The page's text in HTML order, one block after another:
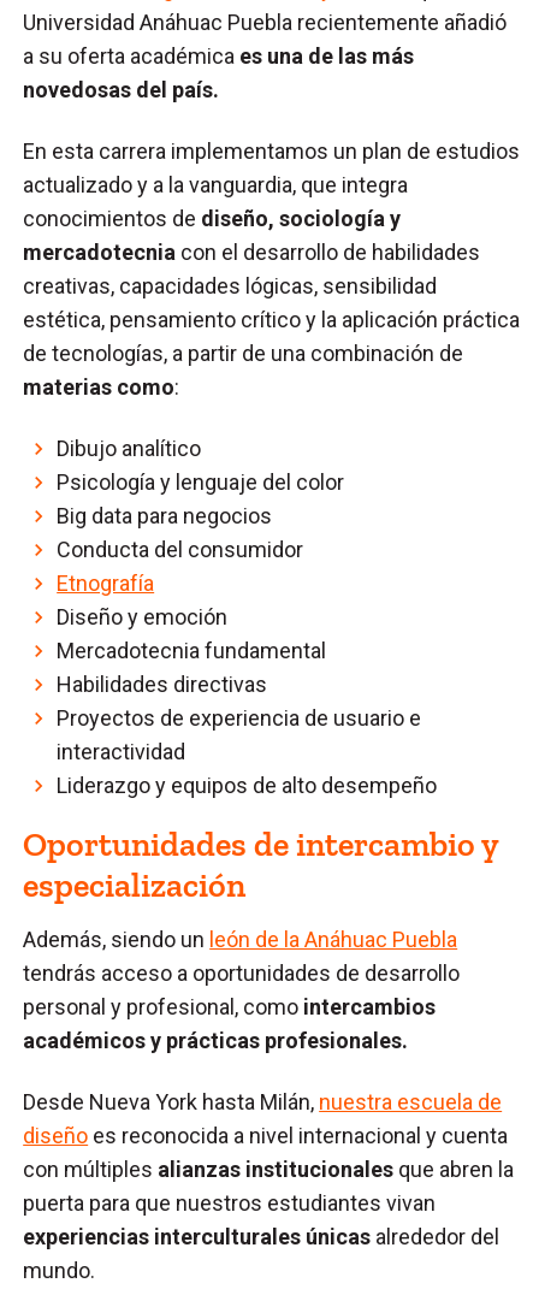
Universidad Anáhuac Puebla recientemente añadió
a su oferta académica es una de las más
novedosas del país.
En esta carrera implementamos un plan de estudios
actualizado y a la vanguardia, que integra
conocimientos de diseño, sociología y
mercadotecnia con el desarrollo de habilidades
creativas, capacidades lógicas, sensibilidad
estética, pensamiento crítico y la aplicación práctica
de tecnologías, a partir de una combinación de
materias como:
Dibujo analítico
Psicología y lenguaje del color
Big data para negocios
Conducta del consumidor
Etnografía
Diseño y emoción
Mercadotecnia fundamental
Habilidades directivas
Proyectos de experiencia de usuario e
interactividad
Liderazgo y equipos de alto desempeño
Oportunidades de intercambio y
especialización
Además, siendo un león de la Anáhuac Puebla
tendrás acceso a oportunidades de desarrollo
personal y profesional, como intercambios
académicos y prácticas profesionales.
Desde Nueva York hasta Milán, nuestra escuela de
diseño es reconocida a nivel internacional y cuenta
con múltiples alianzas institucionales que abren la
puerta para que nuestros estudiantes vivan
experiencias interculturales únicas alrededor del
mundo.